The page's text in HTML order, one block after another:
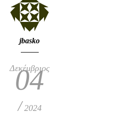
jbasko
Δεκέμβριος
04
/ 2024